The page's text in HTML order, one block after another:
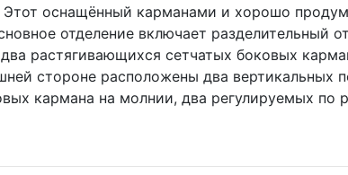
оснащённый карманами и хорошо
отделение включает разделительный
растягивающихся сетчатых боковых
стороне расположены два вертикальных
кармана на молнии, два регулируемых